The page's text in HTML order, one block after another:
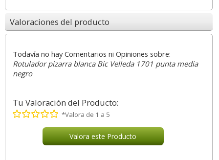
Valoraciones del producto
Todavía no hay Comentarios ni Opiniones sobre:
Rotulador pizarra blanca Bic Velleda 1701 punta media
negro
Tu Valoración del Producto:
*Valora de 1 a 5
Valora este Producto